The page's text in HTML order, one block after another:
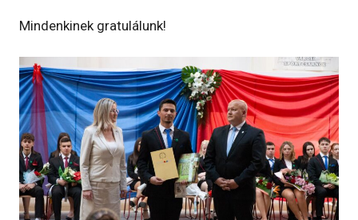
Mindenkinek gratulálunk!